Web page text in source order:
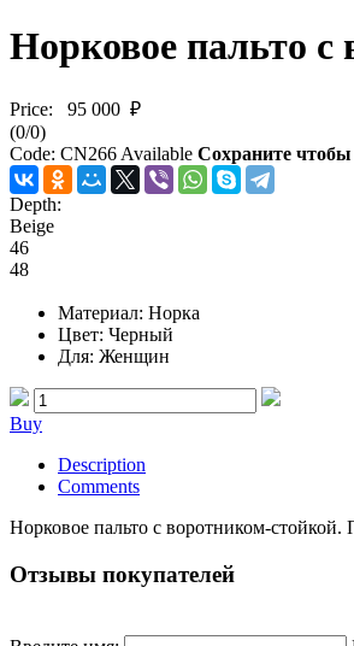
Норковое пальто с
Price:
95 000 ₽
(0/0)
Code: CN266 Available Сохраните чтобы
Depth:
Beige
46
48
Материал: Норка
Цвет: Черный
Для: Женщин
Buy
Description
Comments
Норковое пальто с воротником-стойкой.
Отзывы покупателей